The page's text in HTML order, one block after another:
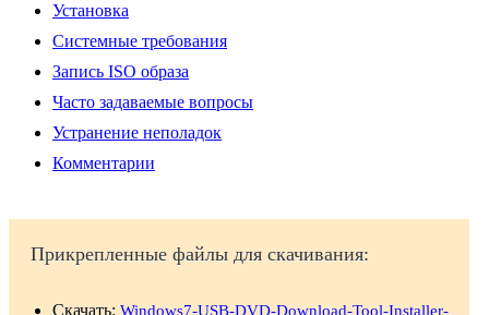
Установка
Системные требования
Запись ISO образа
Часто задаваемые вопросы
Устранение неполадок
Комментарии
Прикрепленные файлы для скачивания:
Скачать: Windows7-USB-DVD-Download-Tool-Installer-